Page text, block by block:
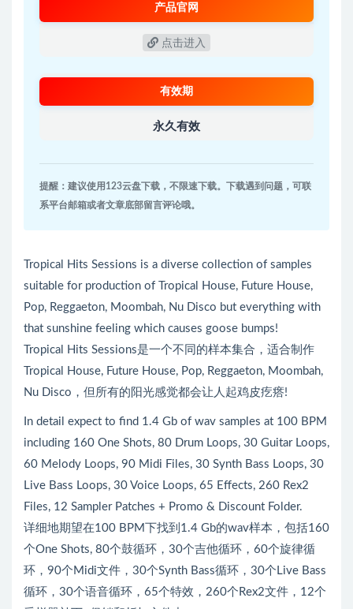
产品官网
点击进入
有效期
永久有效
提醒：建议使用123云盘下载，不限速下载。下载遇到问题，可联
系平台邮箱或者文章底部留言评论哦。
Tropical Hits Sessions is a diverse collection of samples
suitable for production of Tropical House, Future House,
Pop, Reggaeton, Moombah, Nu Disco but everything with
that sunshine feeling which causes goose bumps!
Tropical Hits Sessions是一个不同的样本集合，适合制作
Tropical House, Future House, Pop, Reggaeton, Moombah,
Nu Disco，但所有的阳光感觉都会让人起鸡皮疙瘩!
In detail expect to find 1.4 Gb of wav samples at 100 BPM
including 160 One Shots, 80 Drum Loops, 30 Guitar Loops,
60 Melody Loops, 90 Midi Files, 30 Synth Bass Loops, 30
Live Bass Loops, 30 Voice Loops, 65 Effects, 260 Rex2
Files, 12 Sampler Patches + Promo & Discount Folder.
详细地期望在100 BPM下找到1.4 Gb的wav样本，包括160
个One Shots, 80个鼓循环，30个吉他循环，60个旋律循
环，90个Midi文件，30个Synth Bass循环，30个Live Bass
循环，30个语音循环，65个特效，260个Rex2文件，12个